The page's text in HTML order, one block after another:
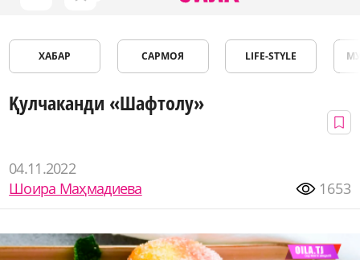
ХАБАР САРМОЯ LIFE-STYLE
Қулчаканди «Шафтолу»
04.11.2022
Шоира Маҳмадиева
1653